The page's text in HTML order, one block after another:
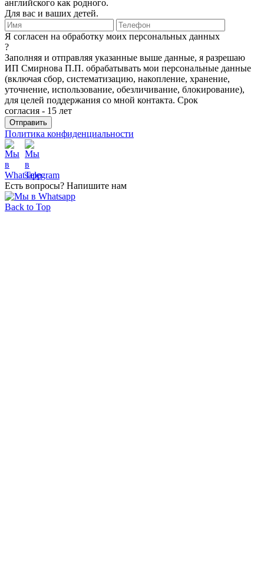
английского как родного.
Для вас и ваших детей.
Я согласен на обработку моих персональных данных
?
Заполняя и отправляя указанные выше данные, я разрешаю
ИП Смирнова П.П. обрабатывать мои персональные данные
(включая сбор, систематизацию, накопление, хранение,
уточнение, использование, обезличивание, блокирование),
для целей поддержания со мной контакта. Срок
согласия - 15 лет
Политика конфиденциальности
Есть вопросы? Напишите нам
Back to Top